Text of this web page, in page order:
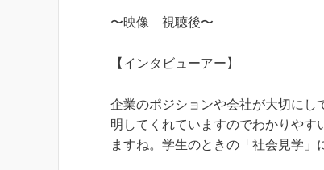
〜映像 視聴後〜
【インタビューアー】
企業のポジションや会社が大切にし
明してくれていますのでわかりやす
ますね。学生のときの「社会見学」